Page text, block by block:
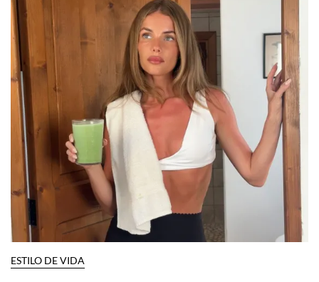
ESTILO DE VIDA